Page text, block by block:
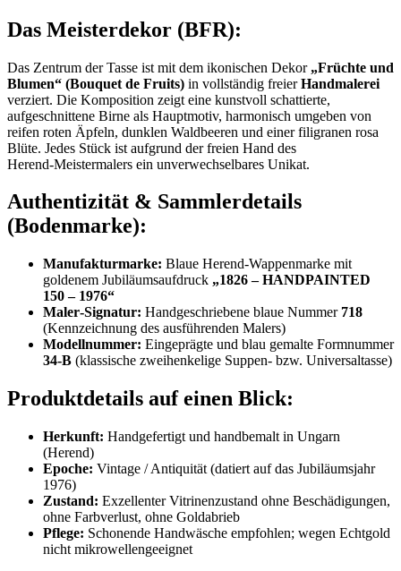
Das Meisterdekor (BFR):
Das Zentrum der Tasse ist mit dem ikonischen Dekor „Früchte und
Blumen“ (Bouquet de Fruits) in vollständig freierHandmalerei
verziert. Die Komposition zeigt eine kunstvoll schattierte,
aufgeschnittene Birne als Hauptmotiv, harmonisch umgeben von
reifen roten Äpfeln, dunklen Waldbeeren und einer filigranen rosa
Blüte. Jedes Stück ist aufgrund der freien Hand des
Herend‑Meistermalers ein unverwechselbares Unikat.
Authentizität & Sammlerdetails
(Bodenmarke):
Manufakturmarke: Blaue Herend‑Wappenmarke mit
goldenem Jubiläumsaufdruck „1826 – HANDPAINTED
150 – 1976“
Maler‑Signatur: Handgeschriebene blaue Nummer 718
(Kennzeichnung des ausführenden Malers)
Modellnummer: Eingeprägte und blau gemalte Formnummer
34‑B (klassische zweihenkelige Suppen‑ bzw. Universaltasse)
Produktdetails auf einen Blick:
Herkunft: Handgefertigt und handbemalt in Ungarn
(Herend)
Epoche: Vintage / Antiquität (datiert auf das Jubiläumsjahr
1976)
Zustand: Exzellenter Vitrinenzustand ohne Beschädigungen,
ohne Farbverlust, ohne Goldabrieb
Pflege: Schonende Handwäsche empfohlen; wegen Echtgold
nicht mikrowellengeeignet